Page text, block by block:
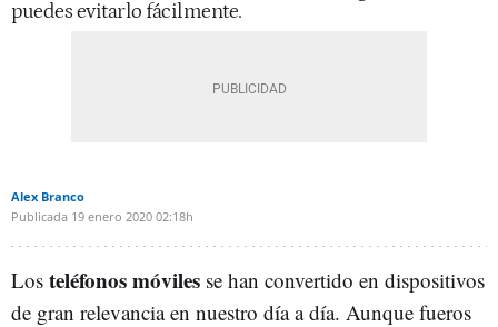
puedes evitarlo fácilmente.
Alex Branco
Publicada 19 enero 2020 02:18h
Los teléfonos móviles se han convertido en dispositivos
de gran relevancia en nuestro día a día. Aunque fueros